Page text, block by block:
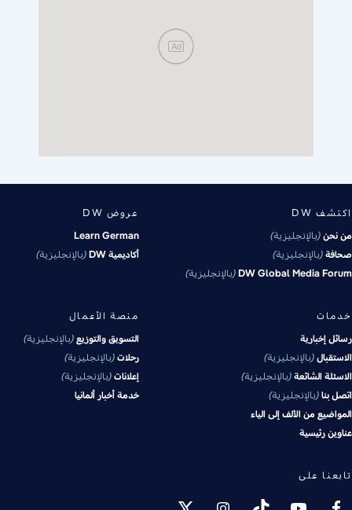
Ad
اكتشف DW
من نحن بالإنجليزية
صحافة بالإنجليزية
DW Global Media Forum بالإنجليزية
عروض DW
Learn German
أكاديمية DW
بالإنجليزية
خدمات
رسائل إخبارية
الاستقبال بالإنجليزية
الاسئلة الشائعة بالإنجليزية
اتصل بنا بالإنجليزية
المواضيع من الألف إلى الياء
عناوين رئيسية
منصة الأعمال
التسويق والتوزيع بالإنجليزية
رحلات بالإنجليزية
إعلانات بالإنجليزية
خدمة أخبار ألمانيا
تابعنا على